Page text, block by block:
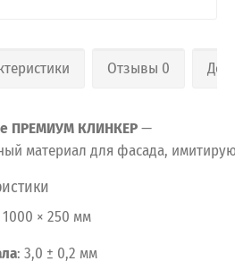
Отзывы 0
ПРЕМИУМ КЛИНКЕР—
материал для фасада,
1000 × 250 мм
: 3,0 ± 0,2 мм